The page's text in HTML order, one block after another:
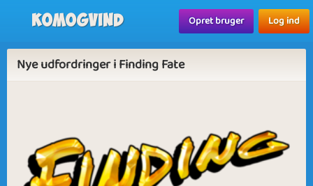
Komogvind Opret bruger Log ind
Nye udfordringer i Finding Fate